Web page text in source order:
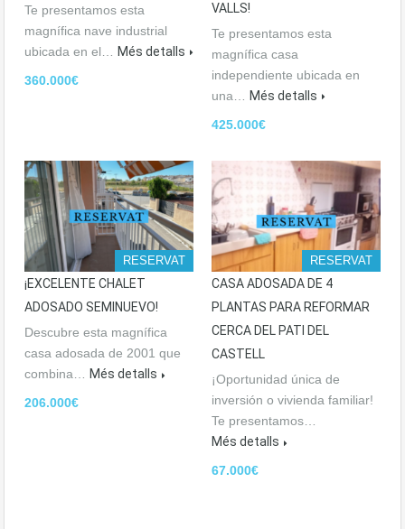
Te presentamos esta
magnífica nave industrial
ubicada en el…
Més detalls
360.000€
VALLS!
Te presentamos esta
magnífica casa
independiente ubicada en
una…
Més detalls
425.000€
RESERVAT
¡EXCELENTE CHALET
ADOSADO SEMINUEVO!
Descubre esta magnífica
casa adosada de 2001 que
combina… Més detalls
206.000€
RESERVAT
CASA ADOSADA DE 4
PLANTAS PARA REFORMAR
CERCA DEL PATI DEL
CASTELL
¡Oportunidad única de
inversión o vivienda familiar!
Te presentamos…
Més detalls
67.000€